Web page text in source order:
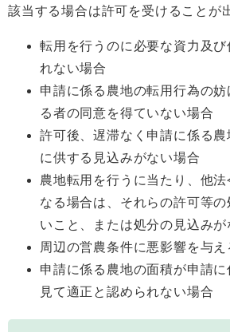
該当する場合は許可を受けることが
転用を行うのに必要な資力及
れない場合
申請に係る農地の転用行為の
る者の同意を得ていない場合
許可後、遅滞なく申請に係る
に供する見込みがない場合
農地転用を行うに当たり、他
なる場合は、それらの許可等
いこと、または処分の見込みが
周辺の営農条件に悪影響を与
申請に係る農地の面積が申請
見て適正と認められない場合